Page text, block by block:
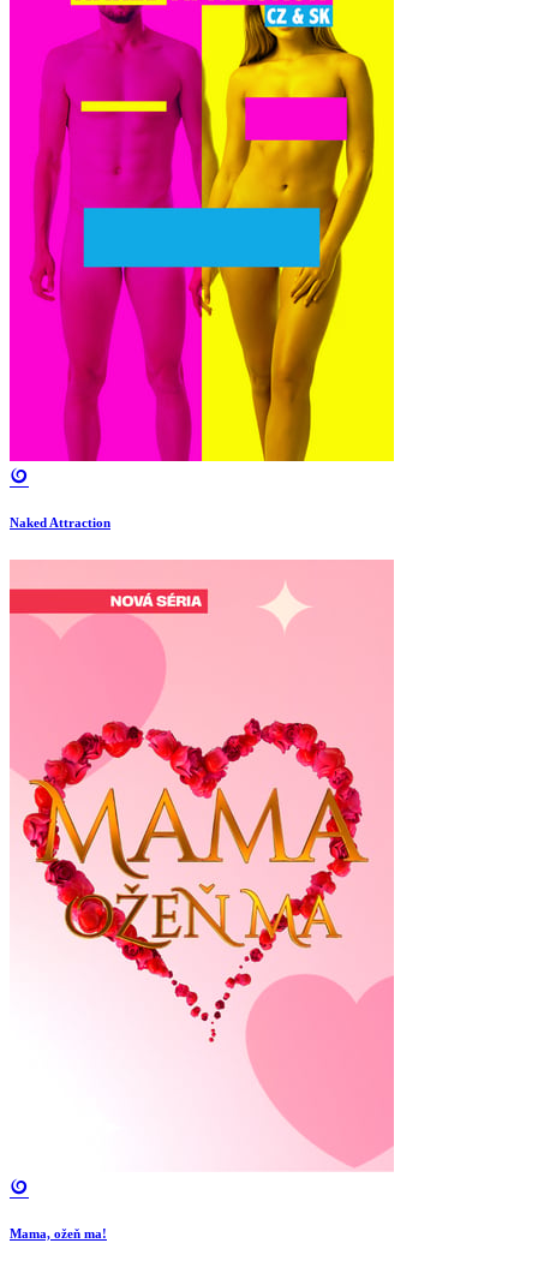
Naked Attraction
Mama, ožeň ma!